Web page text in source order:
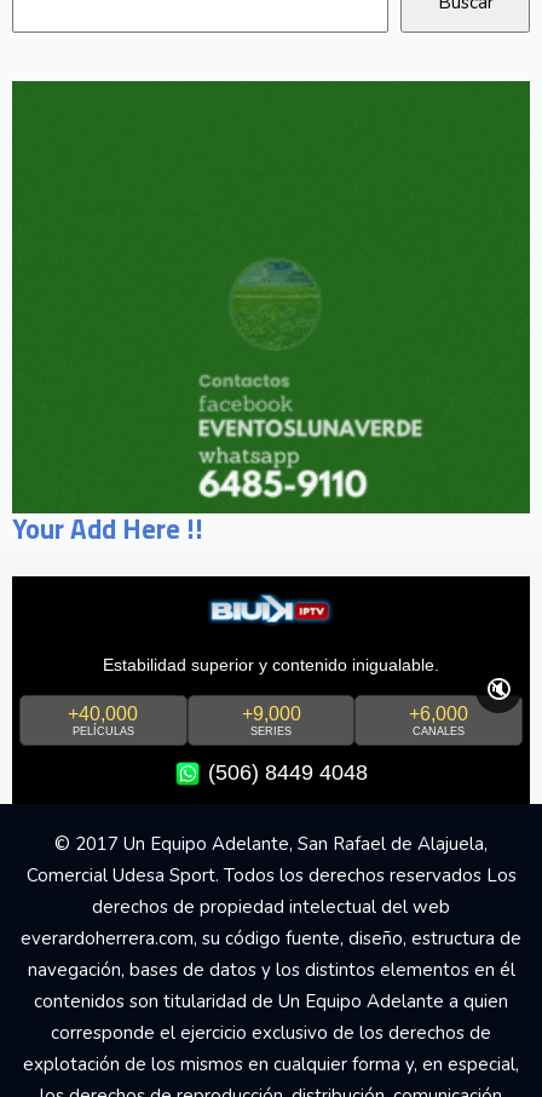
Your Add Here !!
Estabilidad superior y contenido inigualable.
+40,000
PELÍCULAS
+9,000
SERIES
+6,000
CANALES
(506) 8449 4048
🔇
© 2017 Un Equipo Adelante, San Rafael de Alajuela,
Comercial Udesa Sport. Todos los derechos reservados Los
derechos de propiedad intelectual del web
everardoherrera.com, su código fuente, diseño, estructura de
navegación, bases de datos y los distintos elementos en él
contenidos son titularidad de Un Equipo Adelante a quien
corresponde el ejercicio exclusivo de los derechos de
explotación de los mismos en cualquier forma y, en especial,